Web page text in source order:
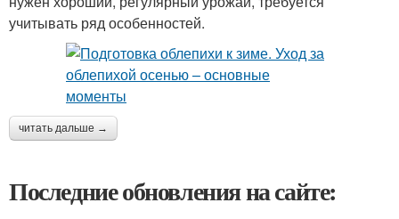
учитывать ряд особенностей.
читать дальше →
Последние обновления на сайте: